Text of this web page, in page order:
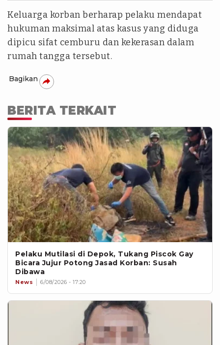
Keluarga korban berharap pelaku mendapat
hukuman maksimal atas kasus yang diduga
dipicu sifat cemburu dan kekerasan dalam
rumah tangga tersebut.
Bagikan
BERITA TERKAIT
Pelaku Mutilasi di Depok, Tukang Piscok Gay
Bicara Jujur Potong Jasad Korban: Susah
Dibawa
News 6/08/2026 - 17:20